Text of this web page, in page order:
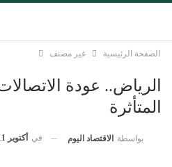
الصفحة الرئيسية غير مصنف
الرياض.. عودة
المتأثرة
بواسطة الاقتصاد اليوم في أكتوبر 11, 2025